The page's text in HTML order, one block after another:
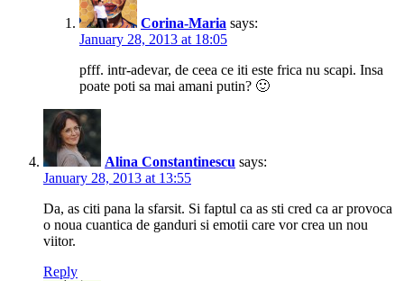
Corina-Maria says:
January 28, 2013 at 18:05
pfff. intr-adevar, de ceea ce iti este frica nu scapi. Insa
poate poti sa mai amani putin? 🙂
Alina Constantinescu says:
January 28, 2013 at 13:55
Da, as citi pana la sfarsit. Si faptul ca as sti cred ca ar provoca
o noua cuantica de ganduri si emotii care vor crea un nou
viitor.
Reply